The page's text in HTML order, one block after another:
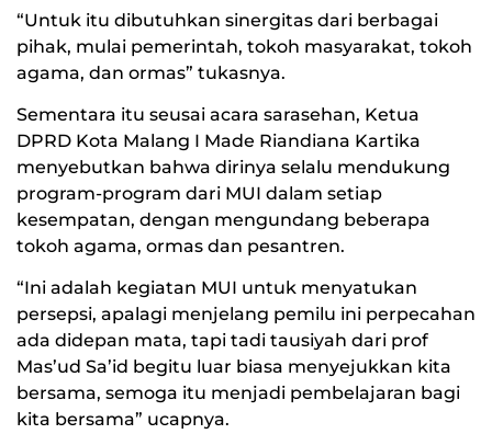
“Untuk itu dibutuhkan sinergitas dari berbagai
pihak, mulai pemerintah, tokoh masyarakat, tokoh
agama, dan ormas” tukasnya.
Sementara itu seusai acara sarasehan, Ketua
DPRD Kota Malang I Made Riandiana Kartika
menyebutkan bahwa dirinya selalu mendukung
program-program dari MUI dalam setiap
kesempatan, dengan mengundang beberapa
tokoh agama, ormas dan pesantren.
“Ini adalah kegiatan MUI untuk menyatukan
persepsi, apalagi menjelang pemilu ini perpecahan
ada didepan mata, tapi tadi tausiyah dari prof
Mas’ud Sa’id begitu luar biasa menyejukkan kita
bersama, semoga itu menjadi pembelajaran bagi
kita bersama” ucapnya.